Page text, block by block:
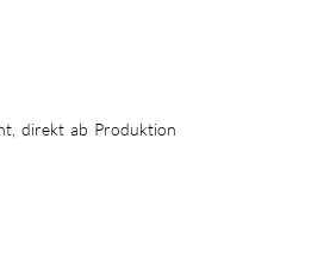
direkt ab Produktion